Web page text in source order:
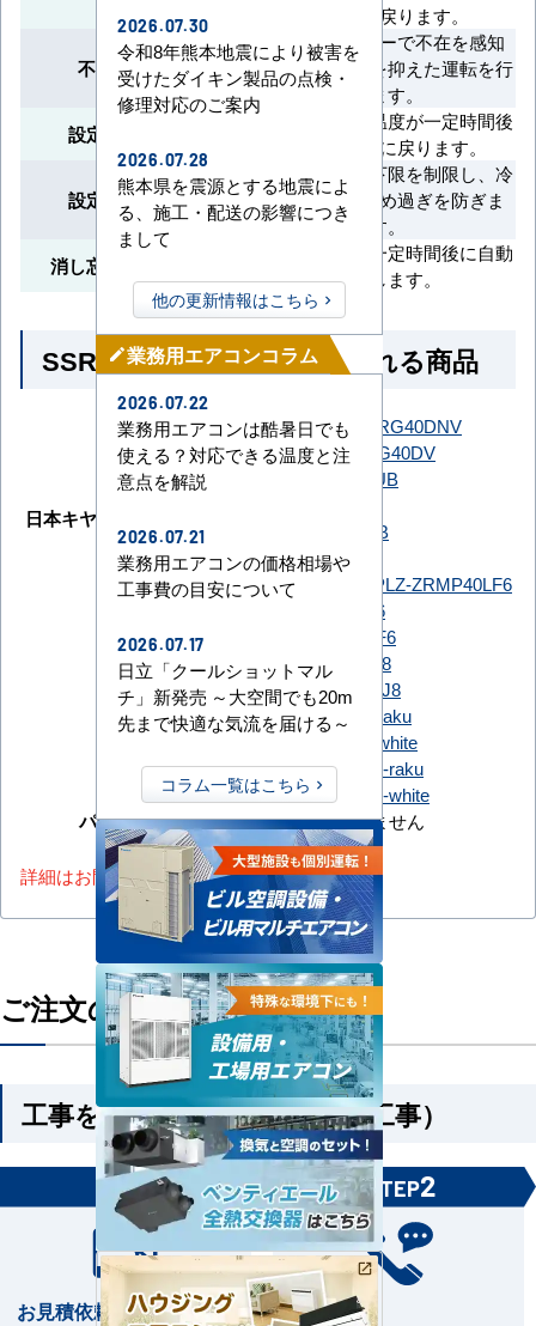
適温度に戻ります。
不在時節電運転
人検知センサーで不在を感知
し、消費電力を抑えた運転を行
います。
設定温度自動復帰
変更した設定温度が一定時間後
に自動で元に戻ります。
設定温度範囲制限
設定温度の上下限を制限し、冷
やし過ぎや暖め過ぎを防ぎま
す。
消し忘れ防止タイマー
運転開始から一定時間後に自動
停止します。
SSRG40CNV とよく比較される商品
ダイキン
SSRG40DNT
SSRG40DNV
SSRG40DTSSRG40DV
日本キヤリア（旧：東芝）
GWXA04013JMUB
GWXA04013MUB
GWXA04013XU
PLZ-ZRMP40L6
PLZ-ZRMP40LF6
PLZ-ZRMP40SL6
PLZ-ZRMP40SLF6
日立
RCID-GP40RGH8
RCID-GP40RGHJ8
FDTWZ406H6S-raku
FDTWZ406H6S-white
FDTWZ406HK6S-raku
FDTWZ406HK6S-white
パナソニック
該当機種がありません
詳細はお問い合わせください。
ご注文の流れ
工事を依頼される方（機器＋工事）
STEP1
お見積依頼
STEP2
お打合せ
2026.07.30
令和8年熊本地震により被害を
受けたダイキン製品の点検・
修理対応のご案内
2026.07.28
熊本県を震源とする地震によ
る、施工・配送の影響につき
まして
他の更新情報はこちら
mode_edit業務用エアコンコラム
2026.07.22
業務用エアコンは酷暑日でも
使える？対応できる温度と注
意点を解説
2026.07.21
業務用エアコンの価格相場や
工事費の目安について
2026.07.17
日立「クールショットマル
チ」新発売 ～大空間でも20m
先まで快適な気流を届ける～
コラム一覧はこちら